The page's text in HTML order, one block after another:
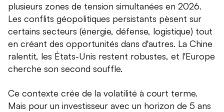
plusieurs zones de tension simultanées en 2026.
Les conflits géopolitiques persistants pèsent sur
certains secteurs (énergie, défense, logistique) tout
en créant des opportunités dans d'autres. La Chine
ralentit, les États-Unis restent robustes, et l'Europe
cherche son second souffle.
Ce contexte crée de la volatilité à court terme.
Mais pour un investisseur avec un horizon de 5 ans